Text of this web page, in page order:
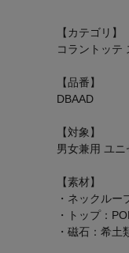
【カテゴリ】
コラントッテ
【品番】
DBAAD
【対象】
男女兼用 ユ
【素材】
・ネックル
・トップ：
・磁石：希